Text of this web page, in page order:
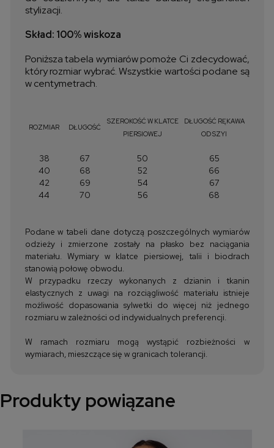
stylizacji.
Skład: 100% wiskoza
Poniższa tabela wymiarów pomoże Ci zdecydować,
który rozmiar wybrać. Wszystkie wartości podane są
w centymetrach.
ROZMIAR DŁUGOŚĆ
SZEROKOŚĆ W KLATCE
PIERSIOWEJ
DŁUGOŚĆ RĘKAWA
OD SZYI
38 67 50
65
40
68 52
66
42
69 54
67
44
70 56 68
Podane w tabeli dane dotyczą poszczególnych wymiarów
odzieży i zmierzone zostały na płasko bez naciągania
materiału. Wymiary w klatce piersiowej, talii i biodrach
stanowią połowę obwodu.
W przypadku rzeczy wykonanych z dzianin i tkanin
elastycznych z uwagi na rozciągliwość materiału istnieje
możliwość dopasowania sylwetki do więcej niż jednego
rozmiaru w zależności od indywidualnych preferencji.
W ramach rozmiaru mogą wystąpić rozbieżności w
wymiarach, mieszczące się w granicach tolerancji.
Produkty powiązane